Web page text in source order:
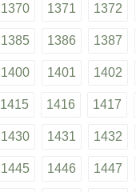
1370 1371 1372
1385 1386 1387
1400 1401 1402
1415 1416 1417
1430 1431 1432
1445 1446 1447